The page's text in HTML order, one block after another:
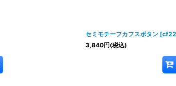
セミモチーフカフスボタン [
3,840円(税込)